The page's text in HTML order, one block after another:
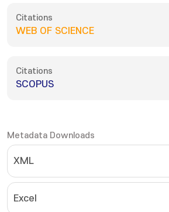
Citations
WEB OF SCIENCE
Citations
SCOPUS
Metadata Downloads
XML
Excel